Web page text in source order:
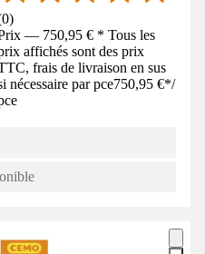
0)
— 750,95 € * Tous les
affichés sont des prix
frais de livraison en sus
nécessaire par pce750,95 €*/